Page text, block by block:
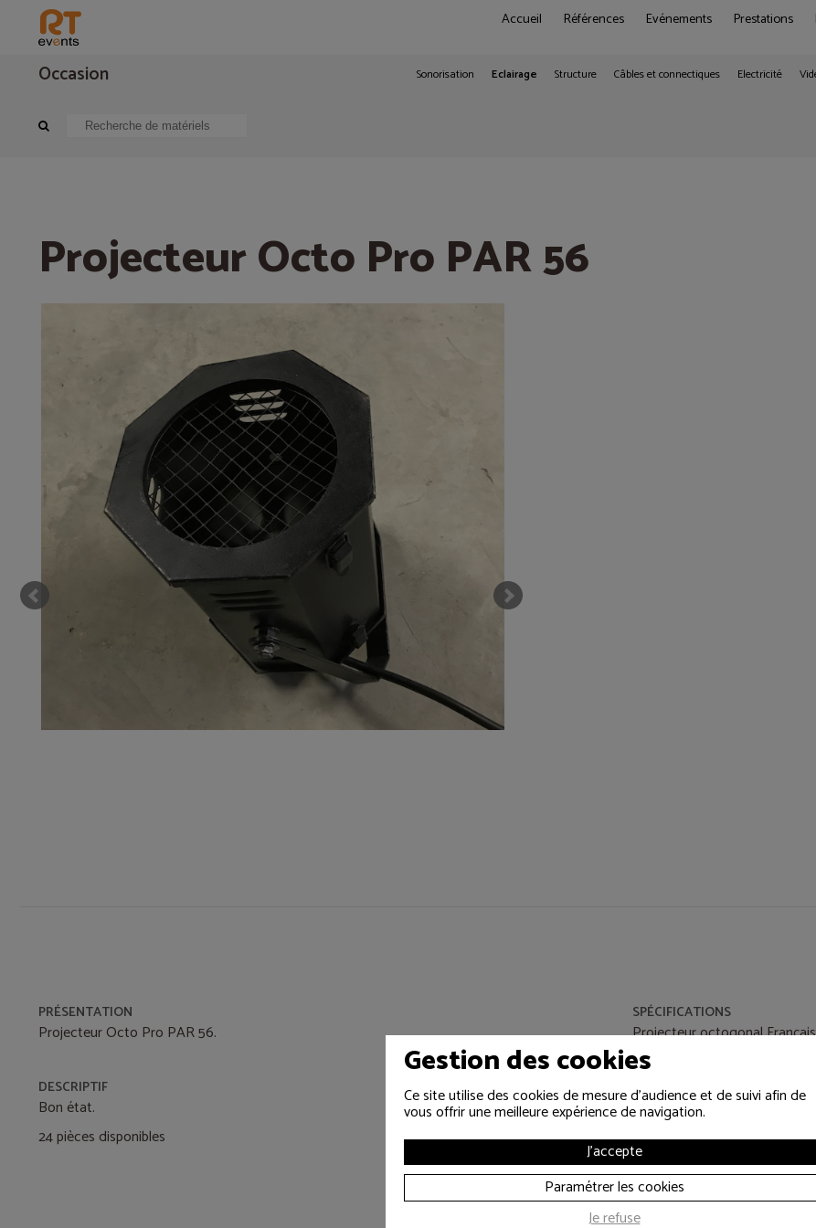
Accueil Références Evénements Prestations
Occasion Sonorisation Eclairage Structure Câbles et connectiques Electricité
Eclairage Projecteur traditionnel
Projecteur Octo Pro PAR 56
PRÉSENTATION
Projecteur Octo Pro PAR 56.
DESCRIPTIF
Bon état.
24 pièces disponibles
SPÉCIFICATIONS
Projecteur octogonal
époxy / Porte avant grillagé
projecteur / Possibilité de
couleur / Douille porcelaine
Dimension : largeur 19 cm -
Gestion des cookies
Ce site utilise des cookies de mesure d'audience et de suivi afin de
vous offrir une meilleure expérience de navigation.
J'accepte
Paramétrer les cookies
Je refuse